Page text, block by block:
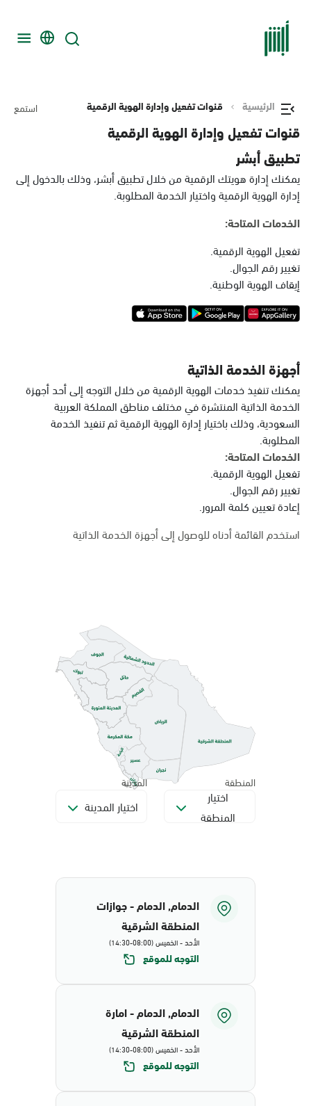
الرئيسية قنوات تفعيل وإدارة الهوية الرقمية استمع
قنوات تفعيل وإدارة الهوية الرقمية
تطبيق أبشر
يمكنك إدارة هويتك الرقمية من خلال تطبيق أبشر، وذلك بالدخول إلى
إدارة الهوية الرقمية واختيار الخدمة المطلوبة.
الخدمات المتاحة:
تفعيل الهوية الرقمية.
تغيير رقم الجوال.
إيقاف الهوية الوطنية.
أجهزة الخدمة الذاتية
يمكنك تنفيذ خدمات الهوية الرقمية من خلال التوجه إلى أحد أجهزة
الخدمة الذاتية المنتشرة في مختلف مناطق المملكة العربية
السعودية، وذلك باختيار إدارة الهوية الرقمية ثم تنفيذ الخدمة
المطلوبة.
الخدمات المتاحة:
تفعيل الهوية الرقمية.
تغيير رقم الجوال.
إعادة تعيين كلمة المرور.
استخدم القائمة أدناه للوصول إلى أجهزة الخدمة الذاتية
المنطقة
اختيار
المنطقة
المدينة
اختيار المدينة
الدمام, الدمام - جوازات
المنطقة الشرقية
الأحد - الخميس (08:00-14:30)
التوجه للموقع
الدمام, الدمام - امارة
المنطقة الشرقية
الأحد - الخميس (08:00-14:30)
التوجه للموقع